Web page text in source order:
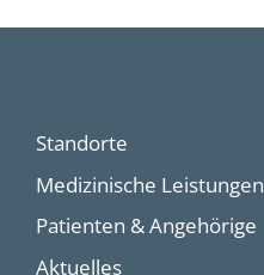
Standorte
Medizinische Leistungen
Patienten & Angehörige
Aktuelles